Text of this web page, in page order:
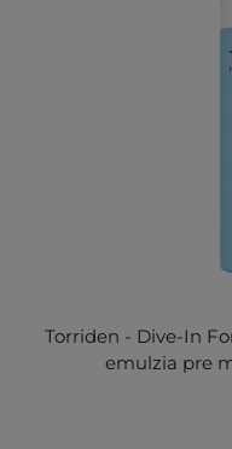
Torriden - Dive-In
emulzia pre